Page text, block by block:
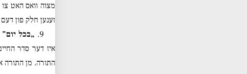
מצוה וואס האט
זענען חלק פון
9. „בכל
איז דער סדר
התורה. מן התורה